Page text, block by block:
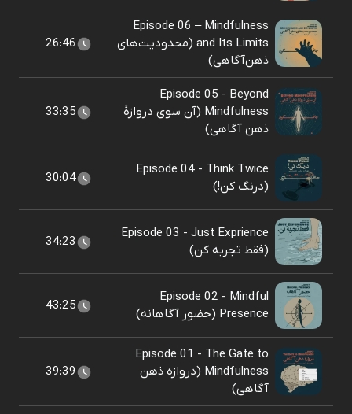
Episode 06 – Mindfulness
and Its Limits (محدودیت‌های
ذهن‌آگاهی)
26:46
Episode 05 - Beyond
Mindfulness (آن سوی دروازهٔ
ذهن آگاهی)
33:35
Episode 04 - Think Twice
(درنگ کن!)
30:04
Episode 03 - Just Exprience
(فقط تجربه کن)
34:23
Episode 02 - Mindful
Presence (حضور آگاهانه)
43:25
Episode 01 - The Gate to
Mindfulness (دروازه ذهن
آگاهی)
39:39